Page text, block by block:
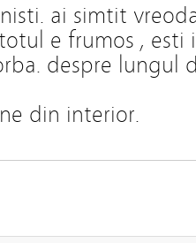
ai simtit
e frumos ,
despre lungul
din interior.